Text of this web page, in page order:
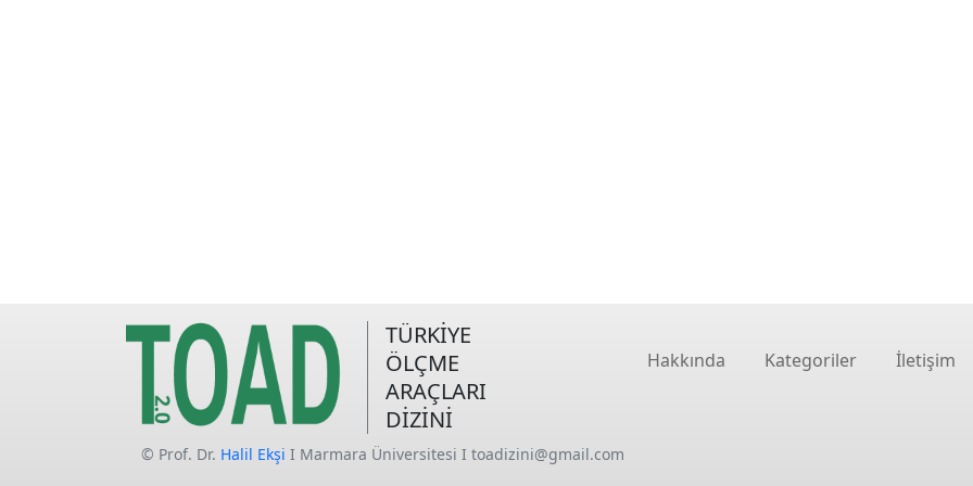
TÜRKİYE
ÖLÇME
ARAÇLARI
DİZİNİ
Hakkında Kategoriler İletişim
© Prof. Dr. Halil Ekşi I Marmara Üniversitesi I toadizini@gmail.com